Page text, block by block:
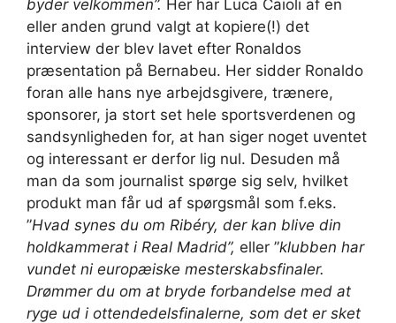
byder velkommen”. Her har Luca Caioli af en
eller anden grund valgt at kopiere(!) det
interview der blev lavet efter Ronaldos
præsentation på Bernabeu. Her sidder Ronaldo
foran alle hans nye arbejdsgivere, trænere,
sponsorer, ja stort set hele sportsverdenen og
sandsynligheden for, at han siger noget uventet
og interessant er derfor lig nul. Desuden må
man da som journalist spørge sig selv, hvilket
produkt man får ud af spørgsmål som f.eks.
”Hvad synes du om Ribéry, der kan blive din
holdkammerat i Real Madrid”, eller ”klubben har
vundet ni europæiske mesterskabsfinaler.
Drømmer du om at bryde forbandelse med at
ryge ud i ottendedelsfinalerne, som det er sket